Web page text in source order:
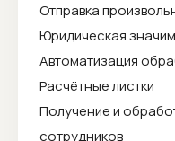
Отправка
Юридическая
Автоматизация
Расчётные листки
Получение и
сотрудников